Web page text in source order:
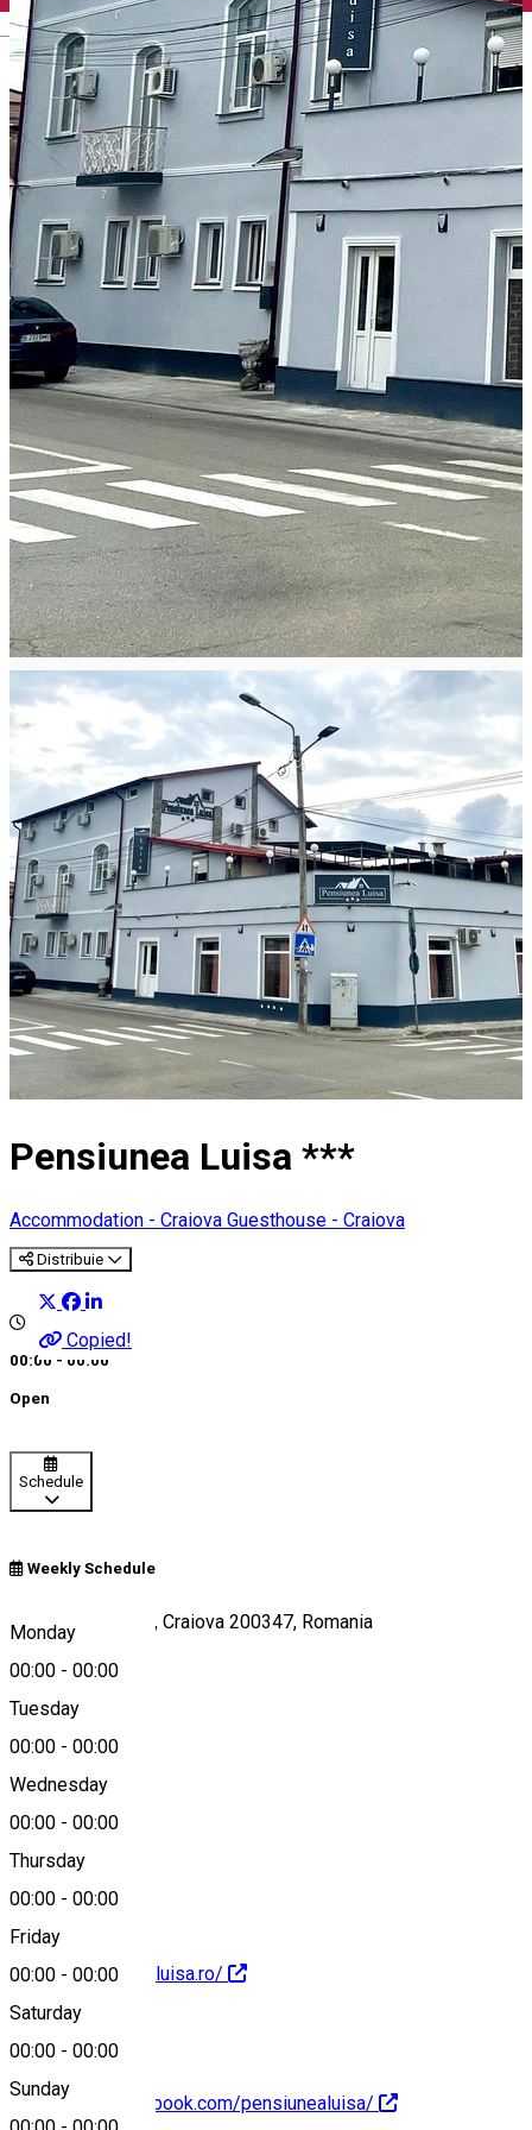
English
Pensiunea Luisa ***
Accommodation - Craiova Guesthouse - Craiova
Distribuie
Copied!
00:00 - 00:00
Open
Schedule
Weekly Schedule
Monday
00:00 - 00:00
Tuesday
00:00 - 00:00
Wednesday
00:00 - 00:00
Thursday
00:00 - 00:00
Friday
00:00 - 00:00
Saturday
00:00 - 00:00
Sunday
Strada Caracal 12, Craiova 200347, Romania
Map
https://pensiunealuisa.ro/
https://www.facebook.com/pensiunealuisa/